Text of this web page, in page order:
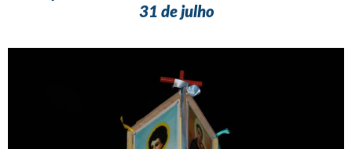
31 de julho